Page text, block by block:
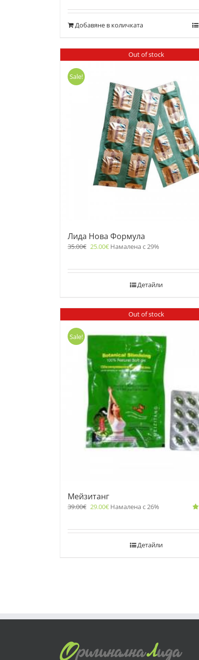
Добавяне в количката
Out of stock
Sale!
Лида Нова Формула
35.00€ 25.00€ Намалена с 29%
Детайли
Out of stock
Sale!
Мейзитанг
39.00€ 29.00€ Намалена с 26%
Детайли